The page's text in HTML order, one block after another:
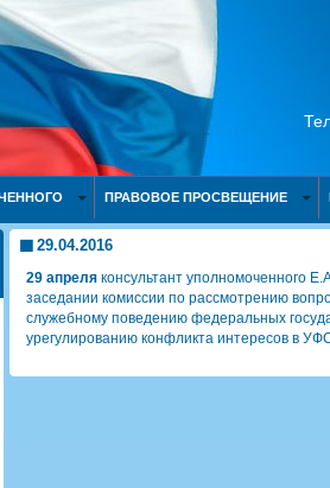
ПРАВОВОЕ ПРОСВЕЩЕНИЕ
29.04.2016
29 апреля консультант уполномоченного
заседании комиссии по рассмотрению
служебному поведению федеральных
урегулированию конфликта интересов в